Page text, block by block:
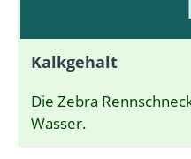
Kalkgehalt
Die Zebra
Wasser.